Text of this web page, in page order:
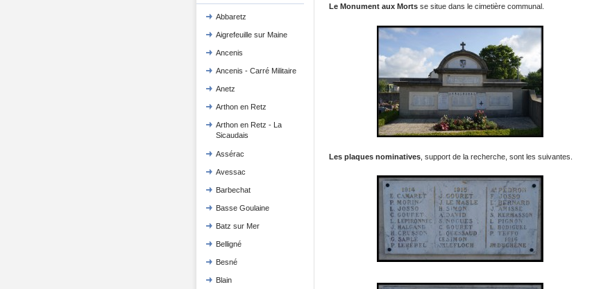
Abbaretz
Aigrefeuille sur Maine
Ancenis
Ancenis - Carré Militaire
Anetz
Arthon en Retz
Arthon en Retz - La
Sicaudais
Assérac
Avessac
Barbechat
Basse Goulaine
Batz sur Mer
Belligné
Besné
Blain
Le Monument aux Mortsse situe dans le cimetière communal.
Les plaques nominatives, support de la recherche, sont les suivantes.